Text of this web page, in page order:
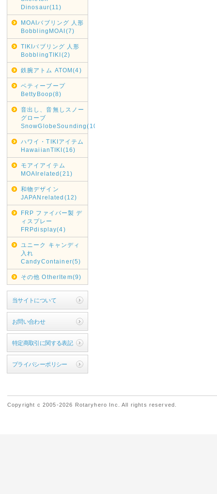
Dinosaur(11)
MOAIバブリング 人形
BobblingMOAI(7)
TIKIバブリング 人形
BobblingTIKI(2)
鉄腕アトム ATOM(4)
ベティーブープ
BettyBoop(8)
音出し、音無しスノー
グローブ
SnowGlobeSounding(10)
ハワイ・TIKIアイテム
HawaiianTIKI(16)
モアイアイテム
MOAIrelated(21)
和物デザイン
JAPANrelated(12)
FRP ファイバー製 デ
ィスプレー
FRPdisplay(4)
ユニーク キャンディ
入れ
CandyContainer(5)
その他 OtherItem(9)
当サイトについて
お問い合わせ
特定商取引に関する表記
プライバシーポリシー
Copyright c 2005-2026 Rotaryhero Inc. All rights reserved.